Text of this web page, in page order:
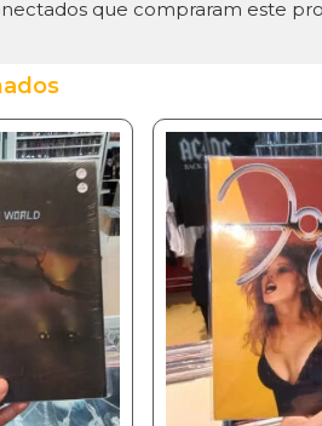
que compraram este